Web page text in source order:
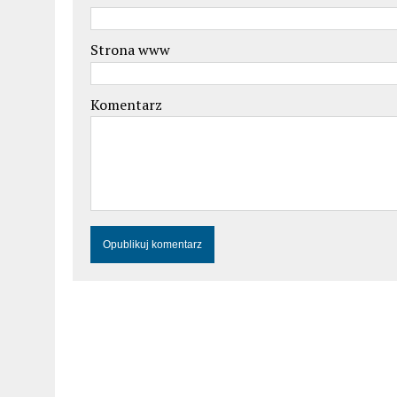
Strona www
Komentarz